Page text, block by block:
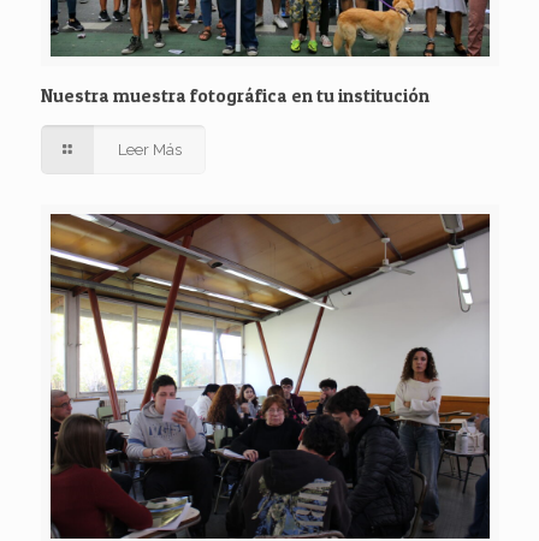
Nuestra muestra fotográfica en tu institución
Leer Más